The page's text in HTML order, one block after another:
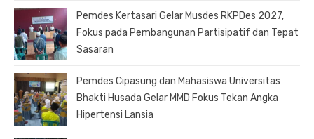
Pemdes Kertasari Gelar Musdes RKPDes 2027,
Fokus pada Pembangunan Partisipatif dan Tepat
Sasaran
Pemdes Cipasung dan Mahasiswa Universitas
Bhakti Husada Gelar MMD Fokus Tekan Angka
Hipertensi Lansia